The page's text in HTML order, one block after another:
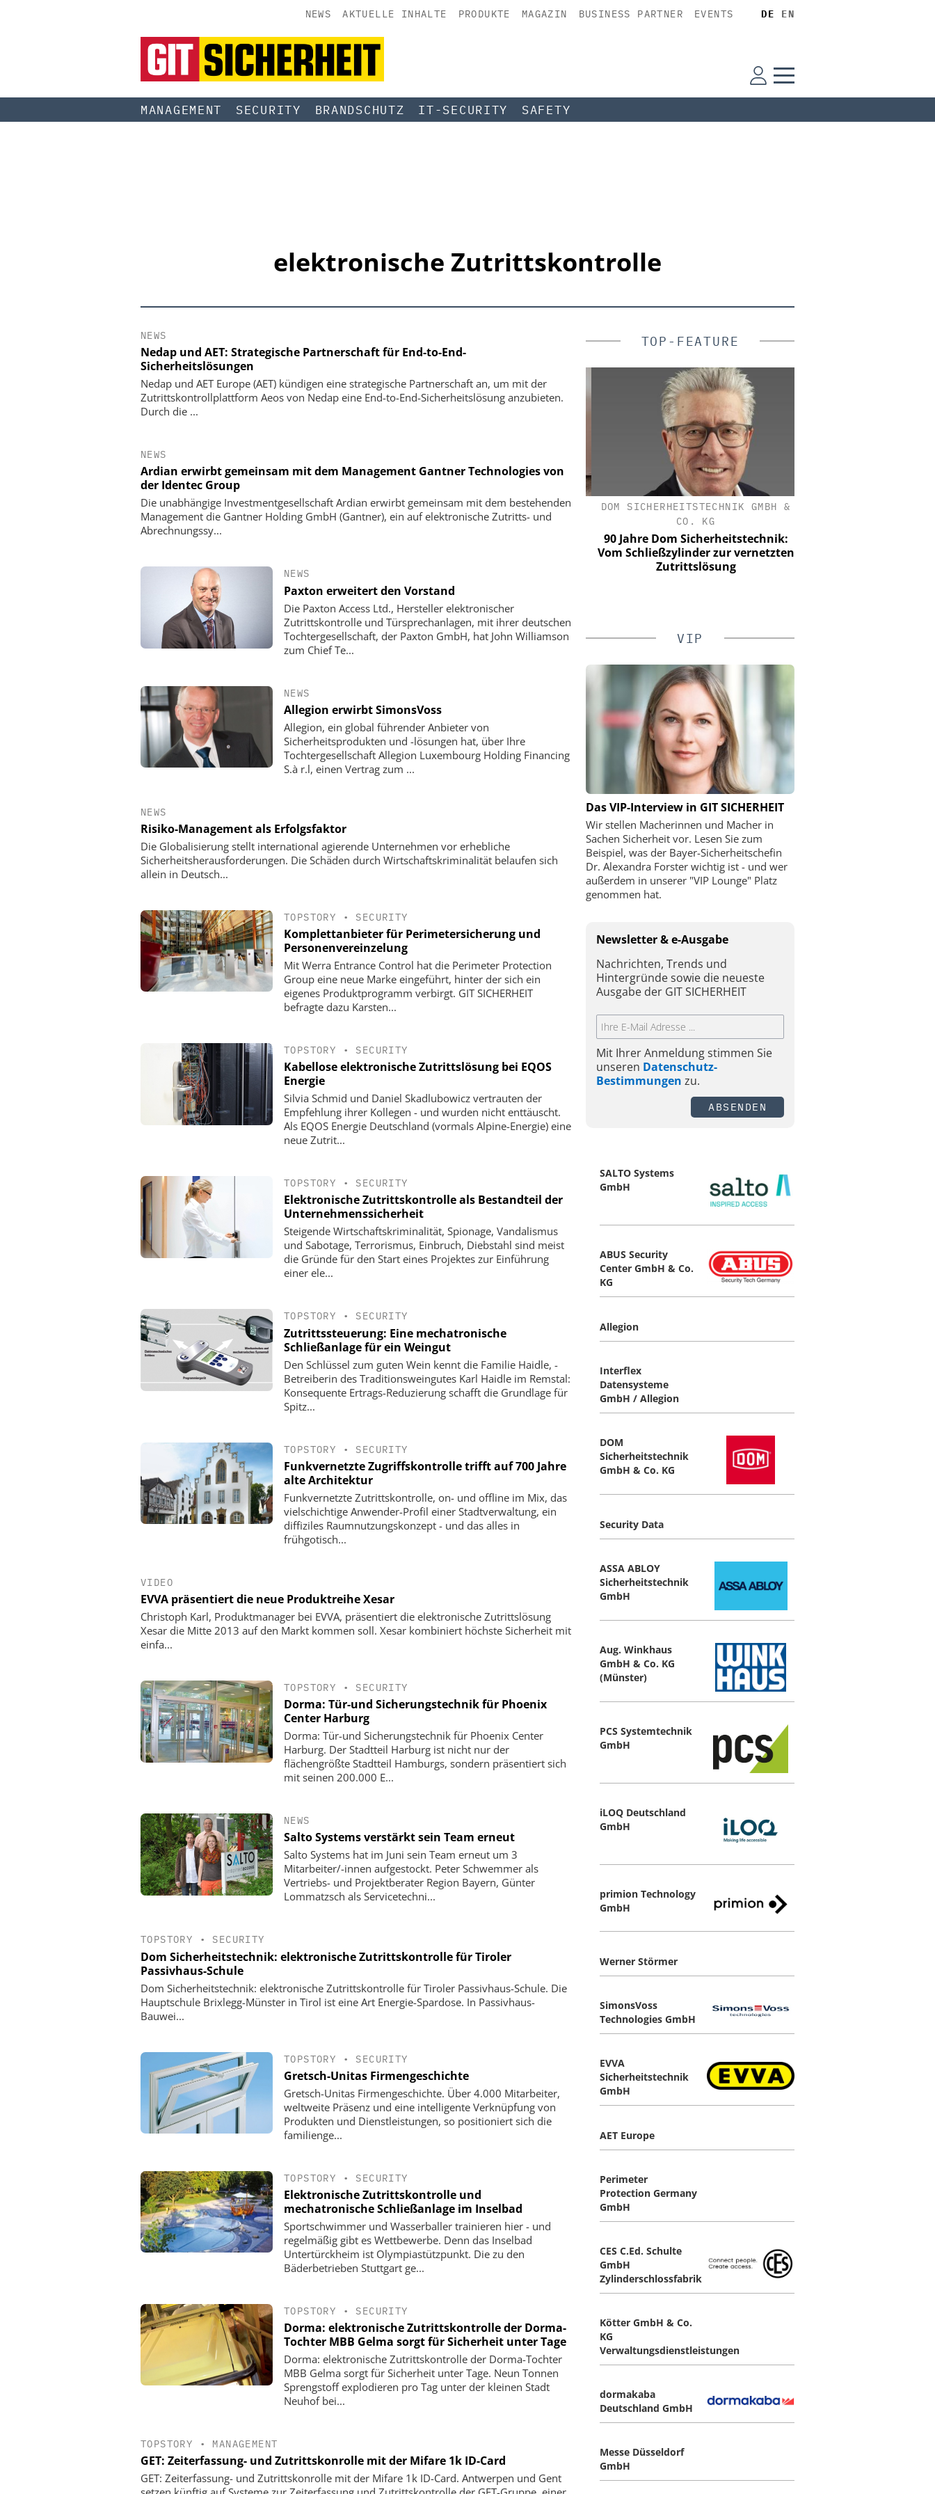
NEWS AKTUELLE INHALTE PRODUKTE MAGAZIN BUSINESS PARTNER EVENTS DE EN
MANAGEMENT SECURITY BRANDSCHUTZ IT-SECURITY SAFETY
elektronische Zutrittskontrolle
NEWS
Nedap und AET: Strategische Partnerschaft für End-to-End-
Sicherheitslösungen
Nedap und AET Europe (AET) kündigen eine strategische Partnerschaft an, um mit der
Zutrittskontrollplattform Aeos von Nedap eine End-to-End-Sicherheitslösung anzubieten.
Durch die ...
NEWS
Ardian erwirbt gemeinsam mit dem Management Gantner Technologies von
der Identec Group
Die unabhängige Investmentgesellschaft Ardian erwirbt gemeinsam mit dem bestehenden
Management die Gantner Holding GmbH (Gantner), ein auf elektronische Zutritts- und
Abrechnungssy...
NEWS
Paxton erweitert den Vorstand
Die Paxton Access Ltd., Hersteller elektronischer
Zutrittskontrolle und Türsprechanlagen, mit ihrer deutschen
Tochtergesellschaft, der Paxton GmbH, hat John Williamson
zum Chief Te...
NEWS
Allegion erwirbt SimonsVoss
Allegion, ein global führender Anbieter von
Sicherheitsprodukten und -lösungen hat, über Ihre
Tochtergesellschaft Allegion Luxembourg Holding Financing
S.à r.l, einen Vertrag zum ...
NEWS
Risiko-Management als Erfolgsfaktor
Die Globalisierung stellt international agierende Unternehmen vor erhebliche
Sicherheitsherausforderungen. Die Schäden durch Wirtschaftskriminalität belaufen sich
allein in Deutsch...
TOPSTORY • SECURITY
Komplettanbieter für Perimetersicherung und
Personenvereinzelung
Mit Werra Entrance Control hat die Perimeter Protection
Group eine neue Marke eingeführt, hinter der sich ein
eigenes Produktprogramm verbirgt. GIT SICHERHEIT
befragte dazu Karsten...
TOPSTORY • SECURITY
Kabellose elektronische Zutrittslösung bei EQOS
Energie
Silvia Schmid und Daniel Skadlubowicz vertrauten der
Empfehlung ihrer Kollegen - und wurden nicht enttäuscht.
Als EQOS Energie Deutschland (vormals Alpine-Energie) eine
neue Zutrit...
TOPSTORY • SECURITY
Elektronische Zutrittskontrolle als Bestandteil der
Unternehmenssicherheit
Steigende Wirtschaftskriminalität, Spionage, Vandalismus
und Sabotage, Terrorismus, Einbruch, Diebstahl sind meist
die Gründe für den Start eines Projektes zur Einführung
einer ele...
TOPSTORY • SECURITY
Zutrittssteuerung: Eine mechatronische
Schließanlage für ein Weingut
Den Schlüssel zum guten Wein kennt die Familie Haidle, ­
Betreiberin des Traditionswein­gutes Karl Haidle im Remstal:
Konsequente Ertrags-Reduzierung schafft die Grundlage für
Spitz...
TOPSTORY • SECURITY
Funkvernetzte Zugriffskontrolle trifft auf 700 Jahre
alte Architektur
Funkvernetzte Zutrittskontrolle, on- und offline im Mix, das
vielschichtige Anwender-Profil einer Stadtverwaltung, ein
diffiziles Raumnutzungskonzept - und das alles in
frühgotisch...
VIDEO
EVVA präsentiert die neue Produktreihe Xesar
Christoph Karl, Produktmanager bei EVVA, präsentiert die elektronische Zutrittslösung
Xesar die Mitte 2013 auf den Markt kommen soll. Xesar kombiniert höchste Sicherheit mit
einfa...
TOPSTORY • SECURITY
Dorma: Tür-und Sicherungstechnik für Phoenix
Center Harburg
Dorma: Tür-und Sicherungstechnik für Phoenix Center
Harburg. Der Stadtteil Harburg ist nicht nur der
flächengrößte Stadtteil Hamburgs, sondern präsentiert sich
mit seinen 200.000 E...
NEWS
Salto Systems verstärkt sein Team erneut
Salto Systems hat im Juni sein Team erneut um 3
Mitarbeiter/-innen aufgestockt. Peter Schwemmer als
Vertriebs- und Projektberater Region Bayern, Günter
Lommatzsch als Servicetechni...
TOPSTORY • SECURITY
Dom Sicherheitstechnik: elektronische Zutrittskontrolle für Tiroler
Passivhaus-Schule
Dom Sicherheitstechnik: elektronische Zutrittskontrolle für Tiroler Passivhaus-Schule. Die
Hauptschule Brixlegg-Münster in Tirol ist eine Art Energie-Spardose. In Passivhaus-
Bauwei...
TOPSTORY • SECURITY
Gretsch-Unitas Firmengeschichte
Gretsch-Unitas Firmengeschichte. Über 4.000 Mitarbeiter,
weltweite Präsenz und eine intelligente Verknüpfung von
Produkten und Dienstleistungen, so positioniert sich die
familienge...
TOPSTORY • SECURITY
Elektronische Zutrittskontrolle und
mechatronische Schließanlage im Inselbad
Sportschwimmer und Wasserballer trainieren hier - und
regelmäßig gibt es Wettbewerbe. Denn das Inselbad
Untertürckheim ist Olympiastützpunkt. Die zu den
Bäderbetrieben Stuttgart ge...
TOPSTORY • SECURITY
Dorma: elektronische Zutrittskontrolle der Dorma-
Tochter MBB Gelma sorgt für Sicherheit unter Tage
Dorma: elektronische Zutrittskontrolle der Dorma-Tochter
MBB Gelma sorgt für Sicherheit unter Tage. Neun Tonnen
Sprengstoff explodieren pro Tag unter der kleinen Stadt
Neuhof bei...
TOPSTORY • MANAGEMENT
GET: Zeiterfassung- und Zutrittskonrolle mit der Mifare 1k ID-Card
GET: Zeiterfassung- und Zutrittskonrolle mit der Mifare 1k ID-Card. Antwerpen und Gent
TOP-FEATURE
SIEMENS AG SMART INFRASTRUCTURE
Webinar: KRITIS und NIS2
CIBORIUS SECURITY & SERVICE
SOLUTIONS BERLIN GMBH
DOM SICHERHEITSTECHNIK GMBH &
CO. KG
90 Jahre Dom Sicherheitstechnik:
Vom Schließzylinder zur vernetzten
Zutrittslösung
VIP
Das VIP-Interview in GIT SICHERHEIT
Wir stellen Macherinnen und Macher in
Sachen Sicherheit vor. Lesen Sie zum
Beispiel, was der Bayer-Sicherheitschefin
Dr. Alexandra Forster wichtig ist - und wer
außerdem in unserer "VIP Lounge" Platz
genommen hat.
Newsletter & e-Ausgabe
Nachrichten, Trends und
Hintergründe sowie die neueste
Ausgabe der GIT SICHERHEIT
Mit Ihrer Anmeldung stimmen Sie
unseren Datenschutz-
Bestimmungen zu.
ABSENDEN
SALTO Systems
GmbH
ABUS Security
Center GmbH & Co.
KG
Allegion
Interflex
Datensysteme
GmbH / Allegion
DOM
Sicherheitstechnik
GmbH & Co. KG
Security Data
ASSA ABLOY
Sicherheitstechnik
GmbH
Aug. Winkhaus
GmbH & Co. KG
(Münster)
PCS Systemtechnik
GmbH
iLOQ Deutschland
GmbH
primion Technology
GmbH
Werner Störmer
SimonsVoss
Technologies GmbH
EVVA
Sicherheitstechnik
GmbH
AET Europe
Perimeter
Protection Germany
GmbH
CES C.Ed. Schulte
GmbH
Zylinderschlossfabrik
Kötter GmbH & Co.
KG
Verwaltungsdienstleistungen
dormakaba
Deutschland GmbH
Messe Düsseldorf
GmbH